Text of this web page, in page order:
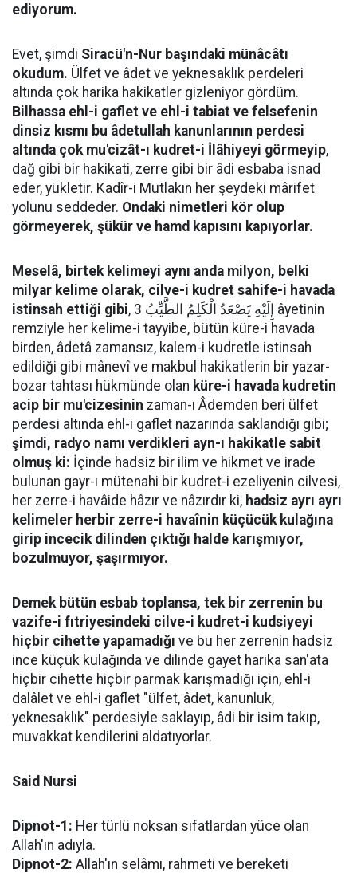
ediyorum.
Evet, şimdi Siracü'n-Nur başındaki münâcâtı
okudum. Ülfet ve âdet ve yeknesaklık perdeleri
altında çok harika hakikatler gizleniyor gördüm.
Bilhassa ehl-i gaflet ve ehl-i tabiat ve felsefenin
dinsiz kısmı bu âdetullah kanunlarının perdesi
altında çok mu'cizât-ı kudret-i İlâhiyeyi görmeyip,
dağ gibi bir hakikati, zerre gibi bir âdi esbaba isnad
eder, yükletir. Kadîr-i Mutlakın her şeydeki mârifet
yolunu seddeder. Ondaki nimetleri kör olup
görmeyerek, şükür ve hamd kapısını kapıyorlar.
Meselâ, birtek kelimeyi aynı anda milyon, belki
milyar kelime olarak, cilve-i kudret sahife-i havada
istinsah ettiği gibi, إِلَيْهِ يَصْعَدُ الْكَلِمُ الطَّيِّبُ 3 âyetinin
remziyle her kelime-i tayyibe, bütün küre-i havada
birden, âdetâ zamansız, kalem-i kudretle istinsah
edildiği gibi mânevî ve makbul hakikatlerin bir yazar-
bozar tahtası hükmünde olan küre-i havada kudretin
acip bir mu'cizesinin zaman-ı Âdemden beri ülfet
perdesi altında ehl-i gaflet nazarında saklandığı gibi;
şimdi, radyo namı verdikleri ayn-ı hakikatle sabit
olmuş ki: İçinde hadsiz bir ilim ve hikmet ve irade
bulunan gayr-ı mütenahi bir kudret-i ezeliyenin cilvesi,
her zerre-i havâide hâzır ve nâzırdır ki, hadsiz ayrı ayrı
kelimeler herbir zerre-i havaînin küçücük kulağına
girip incecik dilinden çıktığı halde karışmıyor,
bozulmuyor, şaşırmıyor.
Demek bütün esbab toplansa, tek bir zerrenin bu
vazife-i fıtriyesindeki cilve-i kudret-i kudsiyeyi
hiçbir cihette yapamadığı ve bu her zerrenin hadsiz
ince küçük kulağında ve dilinde gayet harika san'ata
hiçbir cihette hiçbir parmak karışmadığı için, ehl-i
dalâlet ve ehl-i gaflet "ülfet, âdet, kanunluk,
yeknesaklık" perdesiyle saklayıp, âdi bir isim takıp,
muvakkat kendilerini aldatıyorlar.
Said Nursi
Dipnot-1: Her türlü noksan sıfatlardan yüce olan
Allah'ın adıyla.
Dipnot-2: Allah'ın selâmı, rahmeti ve bereketi